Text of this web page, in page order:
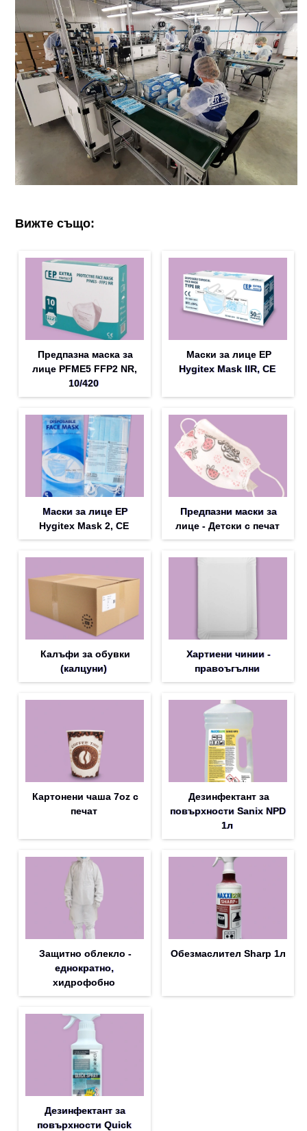
Вижте също:
Предпазна маска за
лице PFME5 FFP2 NR,
10/420
Маски за лице EP
Hygitex Mask IIR, CE
Маски за лице EP
Hygitex Mask 2, CE
Предпазни маски за
лице - Детски с печат
Калъфи за обувки
(калцуни)
Хартиени чинии -
правоъгълни
Картонени чаша 7oz с
печат
Дезинфектант за
повърхности Sanix NPD
1л
Защитно облекло -
еднократно,
хидрофобно
Обезмаслител Sharp 1л
Дезинфектант за
повърхности Quick